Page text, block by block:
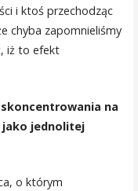
i ktoś przechodząc
chyba zapomnieliśmy
iż to efekt
na
jednolitej
o którym